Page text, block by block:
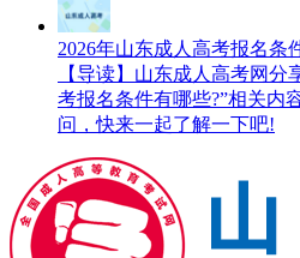
2026年山东成人高考报名条
【导读】山东成人高考网分
考报名条件有哪些?”相关内
问，快来一起了解一下吧!